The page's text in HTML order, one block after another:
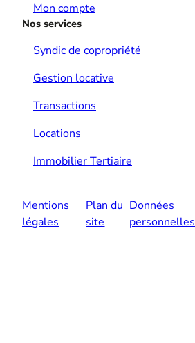
Mon compte
Nos services
Syndic de copropriété
Gestion locative
Transactions
Locations
Immobilier Tertiaire
Mentions
légales
Plan du
site
Données
personnelles